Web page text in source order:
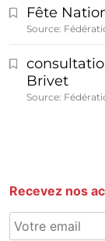
Fête
Source:
Brivet
Source:
Recevez nos